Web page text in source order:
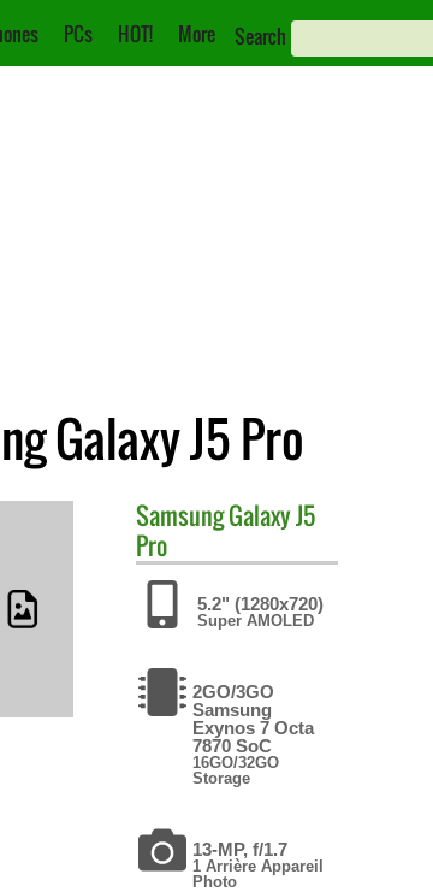
PCs HOT! More Search
Galaxy J5 Pro
SamsungGalaxy J5
Pro
5.2" (1280x720)
Super AMOLED
2GO/3GO
Samsung
Exynos 7 Octa
7870 SoC
16GO/32GO
Storage
13-MP, f/1.7
1 Arrière Appareil
Photo